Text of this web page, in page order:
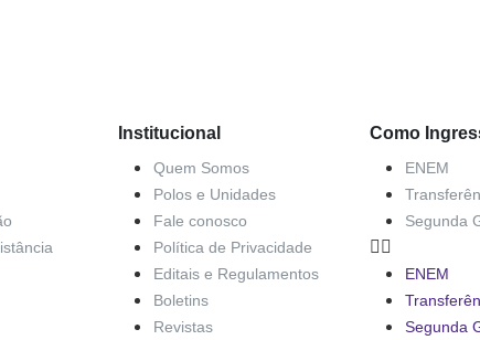
Institucional
Quem Somos
Polos e Unidades
Fale conosco
Política de Privacidade
Editais e Regulamentos
Boletins
Revistas
Como
ENEM
Segunda
ENEM
Segunda